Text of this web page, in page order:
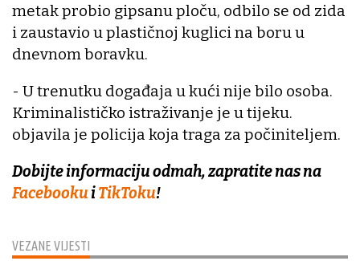
VEZANE VIJESTI
metak probio gipsanu ploču, odbilo se od zida
i zaustavio u plastičnoj kuglici na boru u
dnevnom boravku.
- U trenutku događaja u kući nije bilo osoba.
Kriminalističko istraživanje je u tijeku.
objavila je policija koja traga za počiniteljem.
Dobijte informaciju odmah, zapratite nas na
FacebookuiTikToku!